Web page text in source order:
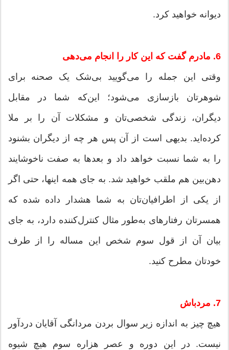
دیوانه خواهید کرد.
6. مادرم گفت که این کار را انجام می‌دهی
وقتی این جمله را می‌گویید بی‌شک یک صحنه برای
شوهرتان بازسازی می‌شود؛ این‌که شما در مقابل
دیگران، زندگی شخصی‌تان و مشکلات آن را بر ملا
کرده‌اید. بدیهی است از آن پس هر چه از دیگران بشنود
را به شما نسبت خواهد داد و بعد‌ها به صفت ناخوشایند
دهن‌بین هم ملقب خواهید شد. به جای همه اینها، حتی اگر
از یکی از اطرافیان‌تان به شما هشدار داده شده که
همسرتان رفتارهای به‌طور مثال کنترل‌کننده دارد، به جای
بیان آن از قول سوم شخص این مساله را از طرف
خودتان مطرح کنید.
7. مردباش
هیچ چیز به اندازه زیر سوال بردن مردانگی آقایان دردآور
نیست. در این دوره و عصر هزاره سوم هیچ شیوه